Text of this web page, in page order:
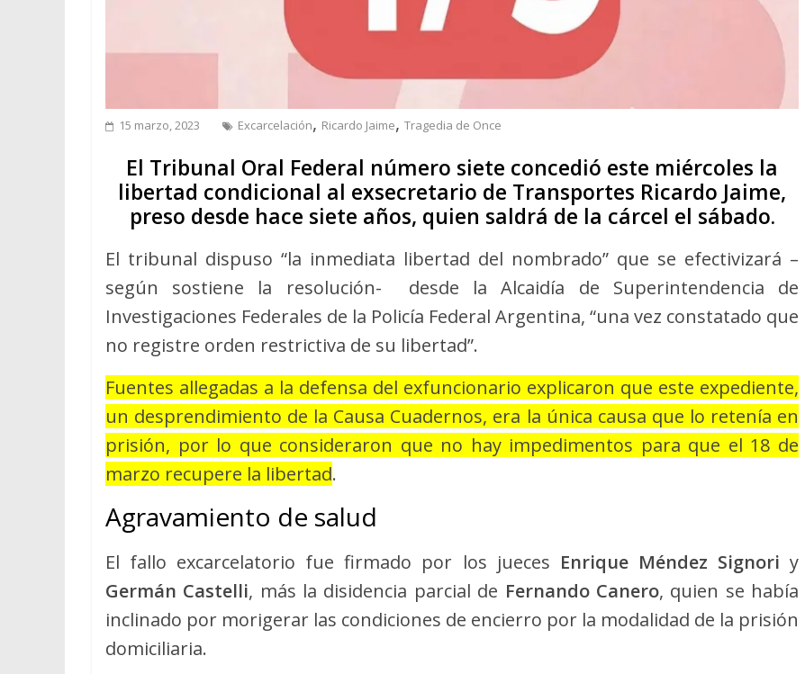
15 marzo, 2023 Excarcelación, Ricardo Jaime, Tragedia de Once
El Tribunal Oral Federal número siete concedió este miércoles la
libertad condicional al exsecretario de Transportes Ricardo Jaime,
preso desde hace siete años, quien saldrá de la cárcel el sábado.
El tribunal dispuso “la inmediata libertad del nombrado” que se efectivizará –
según sostiene la resolución- desde la Alcaidía de Superintendencia de
Investigaciones Federales de la Policía Federal Argentina, “una vez constatado que
no registre orden restrictiva de su libertad”.
Fuentes allegadas a la defensa del exfuncionario explicaron que este expediente,
un desprendimiento de la Causa Cuadernos, era la única causa que lo retenía en
prisión, por lo que consideraron que no hay impedimentos para que el 18 de
marzo recupere la libertad.
Agravamiento de salud
El fallo excarcelatorio fue firmado por los jueces Enrique Méndez Signori y
Germán Castelli, más la disidencia parcial de Fernando Canero, quien se había
inclinado por morigerar las condiciones de encierro por la modalidad de la prisión
domiciliaria.